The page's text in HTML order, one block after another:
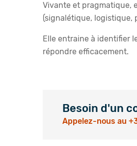
Vivante et pragmatique,
(signalétique, logistique,
Elle entraine à identifier
répondre efficacement.
Besoin d'un
Appelez-nous au